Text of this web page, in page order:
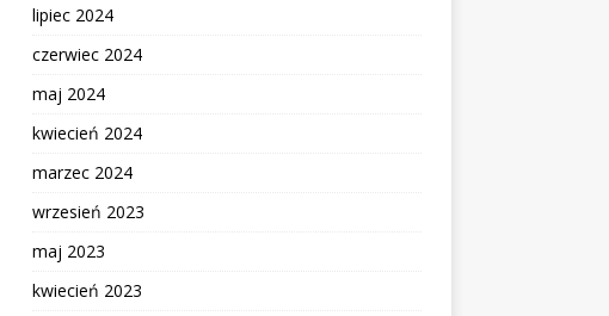
lipiec 2024
czerwiec 2024
maj 2024
kwiecień 2024
marzec 2024
wrzesień 2023
maj 2023
kwiecień 2023